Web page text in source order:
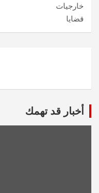
خارجيات
قضايا
أخبار قد تهمك